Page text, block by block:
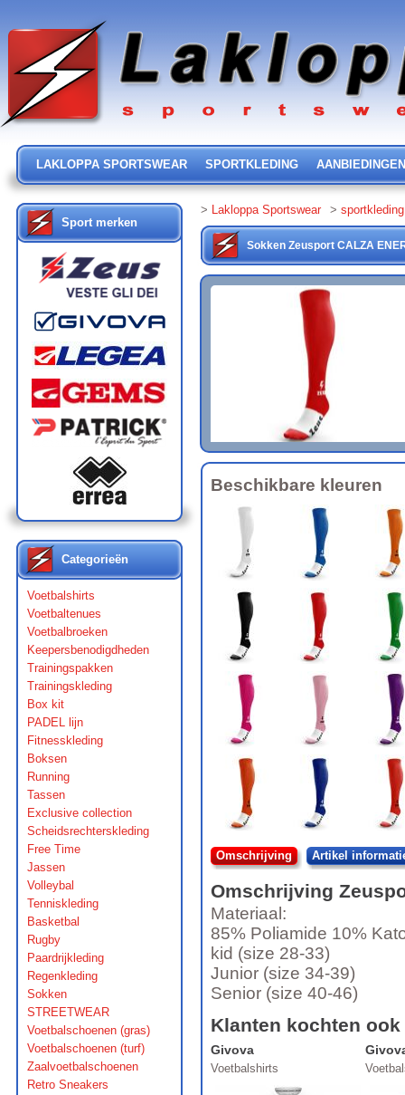
LAKLOPPA SPORTSWEAR SPORTKLEDING AANBIEDINGEN
Sport merken
Categorieën
Voetbalshirts
Voetbaltenues
Voetbalbroeken
Keepersbenodigdheden
Trainingspakken
Trainingskleding
Box kit
PADEL lijn
Fitnesskleding
Boksen
Running
Tassen
Exclusive collection
Scheidsrechterskleding
Free Time
Jassen
Volleybal
Tenniskleding
Basketbal
Rugby
Paardrijkleding
Regenkleding
Sokken
STREETWEAR
Voetbalschoenen (gras)
Voetbalschoenen (turf)
Zaalvoetbalschoenen
Retro Sneakers
> Lakloppa Sportswear > sportkleding
Sokken Zeusport CALZA
Beschikbare kleuren
Omschrijving Artikel
Omschrijving
Materiaal:
85% Poliamide 10%
kid (size 28-33)
Junior (size 34-39)
Senior (size 40-46)
Klanten kochten ook
Givova
Voetbalshirts